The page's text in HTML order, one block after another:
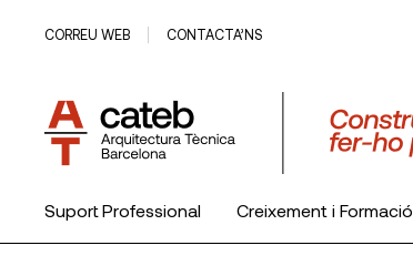
CORREU WEB CONTACTA’NS
Suport Professional Creixement i Formació